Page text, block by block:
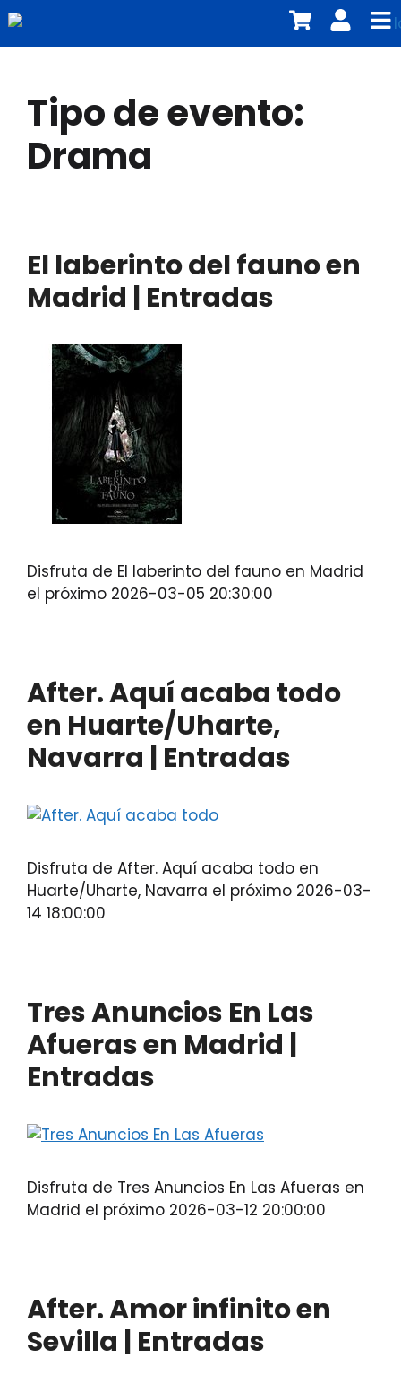
Tipo de evento:
Drama
El laberinto del fauno en
Madrid | Entradas
Disfruta de El laberinto del fauno en Madrid
el próximo 2026-03-05 20:30:00
After. Aquí acaba todo
en Huarte/Uharte,
Navarra | Entradas
Disfruta de After. Aquí acaba todo en
Huarte/Uharte, Navarra el próximo 2026-03-
14 18:00:00
Tres Anuncios En Las
Afueras en Madrid |
Entradas
Disfruta de Tres Anuncios En Las Afueras en
Madrid el próximo 2026-03-12 20:00:00
After. Amor infinito en
Sevilla | Entradas